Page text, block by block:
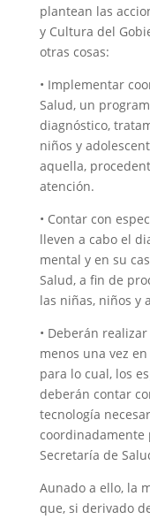
plantean las
y Cultura del
otras cosas:
• Implementar
Salud, un
diagnóstico,
niños y
aquella,
atención.
• Contar con
lleven a cabo el
mental y en su
Salud, a fin de
las niñas, niños y
• Deberán
menos una vez
para lo cual, los
deberán contar
tecnología
coordinadamente
Secretaría de
Aunado a ello, la
que, si derivado